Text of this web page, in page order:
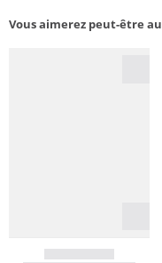
Vous aimerez peut-être